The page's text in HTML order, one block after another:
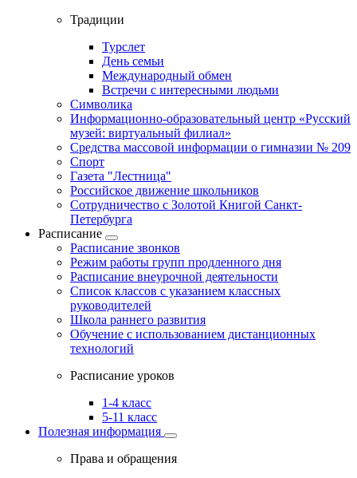
Традиции
Турслет
День семьи
Международный обмен
Встречи с интересными людьми
Символика
Информационно-образовательный центр «Русский
музей: виртуальный филиал»
Средства массовой информации о гимназии № 209
Спорт
Газета "Лестница"
Российское движение школьников
Сотрудничество с Золотой Книгой Санкт-
Петербурга
Расписание
Расписание звонков
Режим работы групп продленного дня
Расписание внеурочной деятельности
Список классов с указанием классных
руководителей
Школа раннего развития
Обучение с использованием дистанционных
технологий
Расписание уроков
1-4 класс
5-11 класс
Полезная информация
Права и обращения